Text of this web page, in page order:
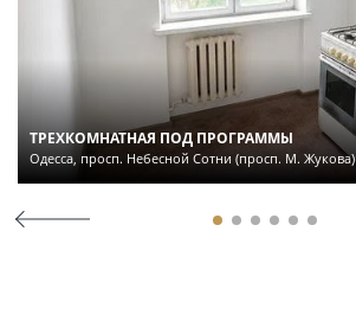
ТРЕХКОМНАТНАЯ ПОД ПРОГРАММЫ
Одесса, просп. Небесной Сотни (просп. М. Жукова)